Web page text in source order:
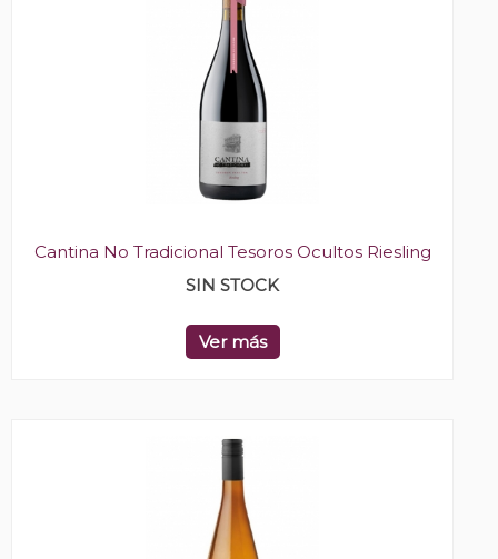
Cantina No Tradicional Tesoros Ocultos Riesling
SIN STOCK
Ver más